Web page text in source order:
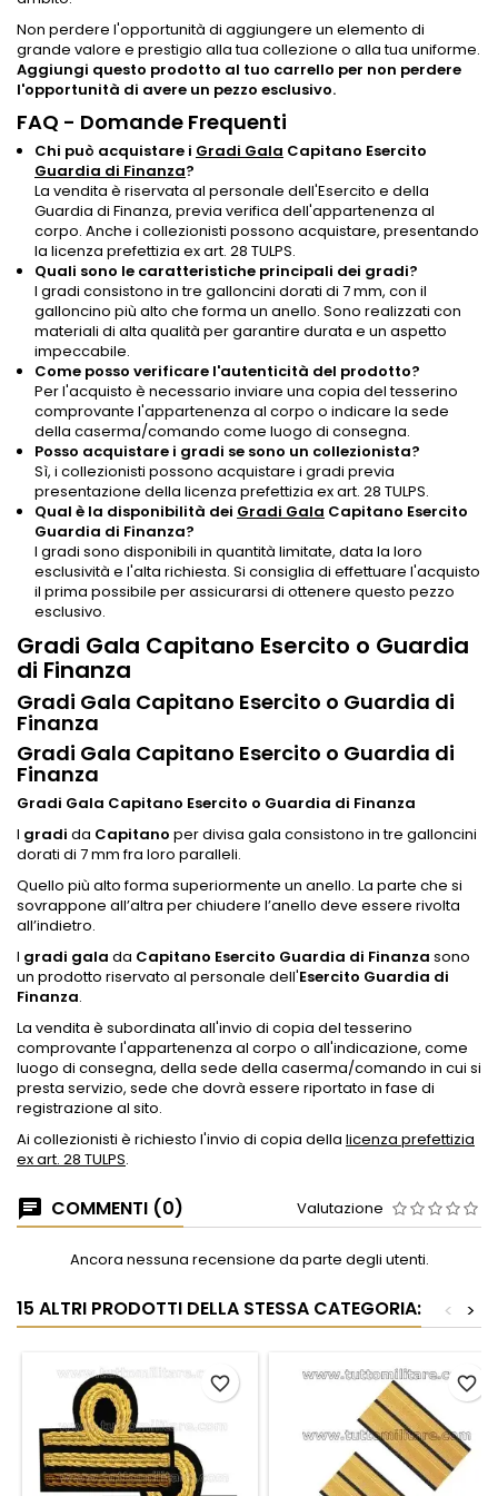
Non perdere l'opportunità di aggiungere un elemento di
grande valore e prestigio alla tua collezione o alla tua uniforme.
Aggiungi questo prodotto al tuo carrello per non perdere
l'opportunità di avere un pezzo esclusivo.
FAQ - Domande Frequenti
Chi può acquistare i Gradi Gala Capitano Esercito
Guardia di Finanza?
La vendita è riservata al personale dell'Esercito e della
Guardia di Finanza, previa verifica dell'appartenenza al
corpo. Anche i collezionisti possono acquistare, presentando
la licenza prefettizia ex art. 28 TULPS.
Quali sono le caratteristiche principali dei gradi?
I gradi consistono in tre galloncini dorati di 7 mm, con il
galloncino più alto che forma un anello. Sono realizzati con
materiali di alta qualità per garantire durata e un aspetto
impeccabile.
Come posso verificare l'autenticità del prodotto?
Per l'acquisto è necessario inviare una copia del tesserino
comprovante l'appartenenza al corpo o indicare la sede
della caserma/comando come luogo di consegna.
Posso acquistare i gradi se sono un collezionista?
Sì, i collezionisti possono acquistare i gradi previa
presentazione della licenza prefettizia ex art. 28 TULPS.
Qual è la disponibilità dei Gradi Gala Capitano Esercito
Guardia di Finanza?
I gradi sono disponibili in quantità limitate, data la loro
esclusività e l'alta richiesta. Si consiglia di effettuare l'acquisto
il prima possibile per assicurarsi di ottenere questo pezzo
esclusivo.
Gradi Gala Capitano Esercito o Guardia
di Finanza
Gradi Gala Capitano Esercito o Guardia di
Finanza
Gradi Gala Capitano Esercito o Guardia di
Finanza
Gradi Gala Capitano Esercito o Guardia di Finanza
I gradi da Capitano per divisa gala consistono in tre galloncini
dorati di 7 mm fra loro paralleli.
Quello più alto forma superiormente un anello. La parte che si
sovrappone all’altra per chiudere l’anello deve essere rivolta
all’indietro.
I gradi gala da Capitano Esercito Guardia di Finanza sono
un prodotto riservato al personale dell'Esercito Guardia di
Finanza.
La vendita è subordinata all'invio di copia del tesserino
comprovante l'appartenenza al corpo o all'indicazione, come
luogo di consegna, della sede della caserma/comando in cui si
presta servizio, sede che dovrà essere riportato in fase di
registrazione al sito.
Ai collezionisti è richiesto l'invio di copia della licenza prefettizia
ex art. 28 TULPS.
COMMENTI (0) Valutazione
Ancora nessuna recensione da parte degli utenti.
15 ALTRI PRODOTTI DELLA STESSA CATEGORIA: >
<
favorite_border favorite_border